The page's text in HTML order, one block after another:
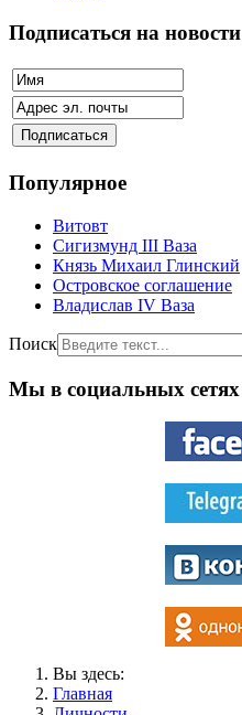
Подписаться на новости
Популярное
Витовт
Сигизмунд III Ваза
Князь Михаил Глинский
Островское соглашение
Владислав IV Ваза
Поиск
Мы в социальных сетях
Вы здесь:
Главная